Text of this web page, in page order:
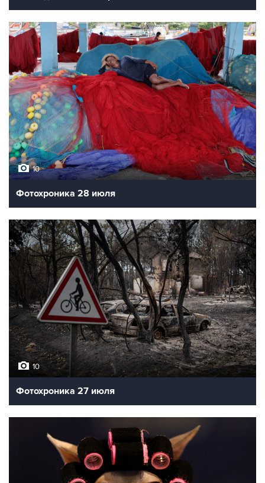
10
Фотохроника 28 июля
10
Фотохроника 27 июля